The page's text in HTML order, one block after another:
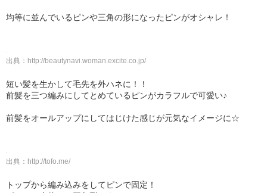
均等に並んでいるピンや三角の形になったピンがオシャレ！
出典： http://beautynavi.woman.excite.co.jp/
短い髪を生かして毛先を外ハネに！！
前髪を三つ編みにしてとめているピンがカラフルで可愛い♪
前髪をオールアップにしてはじけた感じが元気なイメージに☆
出典： http://tofo.me/
トップから編み込みをしてピンで固定！